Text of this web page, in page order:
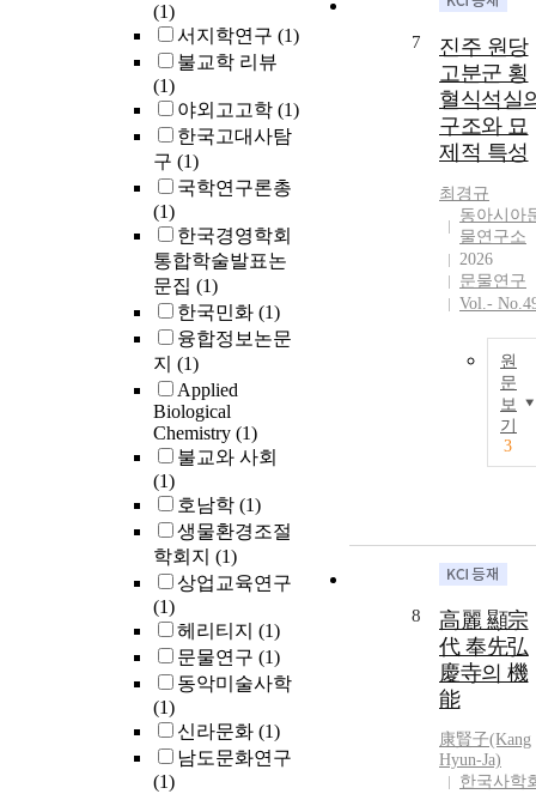
(1)
서지학연구 (1)
불교학 리뷰
(1)
야외고고학 (1)
한국고대사탐
구 (1)
국학연구론총
(1)
한국경영학회
통합학술발표논
문집 (1)
한국민화 (1)
융합정보논문
지 (1)
Applied
Biological
Chemistry (1)
불교와 사회
(1)
호남학 (1)
생물환경조절
학회지 (1)
상업교육연구
(1)
헤리티지 (1)
문물연구 (1)
동악미술사학
(1)
신라문화 (1)
남도문화연구
(1)
7
진주 원당
고분군 횡
혈식석실
구조와 묘
제적 특성
최경규
동아시아
물연구소
2026
문물연구
Vol.-
원
문
보
기
3
8
高麗 顯宗
代 奉先弘
慶寺의 機
能
康賢子(Kang
Hyun-Ja)
한국사학